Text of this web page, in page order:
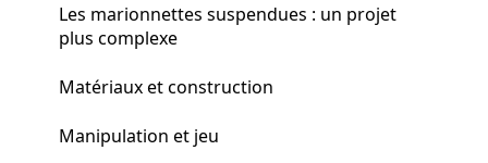
Les marionnettes suspendues : un projet
plus complexe
Matériaux et construction
Manipulation et jeu